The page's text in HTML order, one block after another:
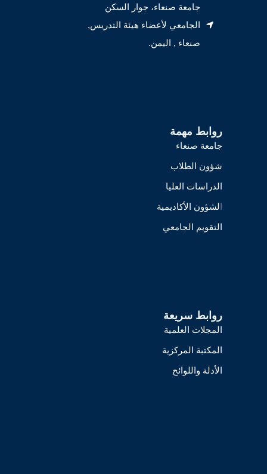
جامعة صنعاء، جوار السكن
الجامعي لأعضاء هيئة التدريس,
صنعاء , اليمن.
روابط مهمة
جامعة صنعاء
شؤون الطلاب
الدراسات العليا
الشؤون الأكاديمية
التقويم الجامعي
روابط سريعة
المجلات العلمية
المكتبة المركزية
الأدلة واللوائح